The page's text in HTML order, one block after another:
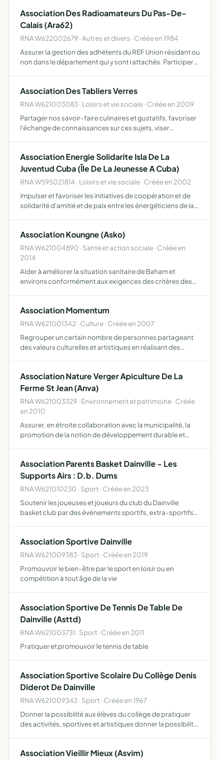
Association Des Radioamateurs Du Pas-De-
Calais (Ara62)
RNA W622002679 · Autres et divers · Créée en 1984
Assurer la gestion des adhétents du REF Union résidant ou
non dans le département qui y sont rattachés. Participer
RE…
Association Des Tabliers Verres
RNA W621003083 · Loisirs et vie sociale · Créée en 2009
Partager nos savoir-faire culinaires et gustatifs, favoriser
l'échange de connaissances sur ces sujets, viser
Association Energie Solidarite Isla De La
Juventud Cuba (Île De La Jeunesse A Cuba)
RNA W595021814 · Loisirs et vie sociale · Créée en 2002
Impulser et favoriser les initiatives de coopération et de
solidarité d'amitié et de paix entre les énergéticiens de la
Association Koungne (Asko)
RNA W621004890 · Santé et action sociale · Créée en
2014
Aider à améliorer la situation sanitaire de Baham et
environs conformément aux exigences des critères des
j…
Association Momentum
RNA W621001342 · Culture · Créée en 2007
Regrouper un certain nombre de personnes partageant
des valeurs culturelles et artistiques en réalisant des
Association Nature Verger Apiculture De La
Ferme St Jean (Anva)
RNA W621003329 · Environnement et patrimoine · Créée
en 2010
Assurer, en étroite collaboration avec la municipalité, la
promotion de la notion de développement durable et
d…
Association Parents Basket Dainville - Les
Supports Airs : D.b. Dums
RNA W621010230 · Sport · Créée en 2023
Soutenir les joueuses et joueurs du club du Dainville
basket club par des événements sportifs, extra-sportifs
Association Sportive Dainville
RNA W621009383 · Sport · Créée en 2019
Promouvoir le bien-être par le sport en loisir ou en
compétition à tout âge de la vie
Association Sportive De Tennis De Table De
Dainville (Asttd)
RNA W621003731 · Sport · Créée en 2011
Pratiquer et promouvoir le tennis de table
Association Sportive Scolaire Du Collège Denis
Diderot De Dainville
RNA W621009342 · Sport · Créée en 1967
Donner la possibilité aux élèves du collège de pratiquer
des activités, sportives et artistiques donner la possibilité
Association Vieillir Mieux (Asvim)